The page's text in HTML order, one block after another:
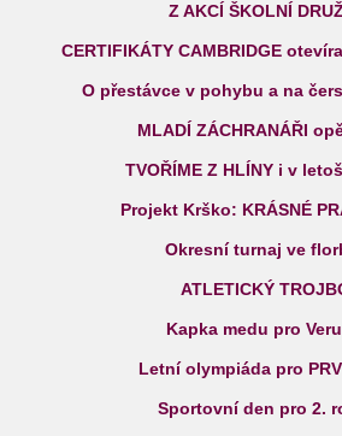
Z AKCÍ ŠKOLNÍ
CERTIFIKÁTY CAMBRIDGE
O přestávce v pohybu a na
MLADÍ ZÁCHRANÁŘI
TVOŘÍME Z HLÍNY i v
Projekt Krško: KRÁSNÉ
Okresní turnaj ve
ATLETICKÝ
Kapka medu pro
Letní olympiáda pro
Sportovní den pro 2.